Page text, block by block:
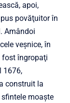
apoi,
povăţuitor în
Amândoi
veşnice, în
fost îngropaţi
1676,
construit la
moaşte